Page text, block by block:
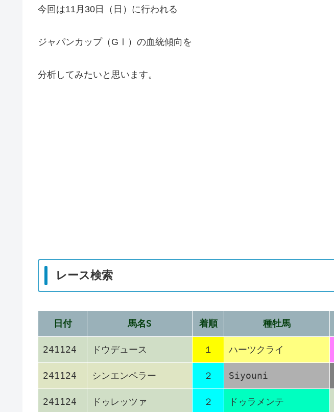
今回は11月30日（日）に行われる
ジャパンカップ（GⅠ）の血統傾向を
分析してみたいと思います。
レース検索
日付 馬名S 着順 種牡馬
241124 ドウデュース １ ハーツクライ
241124 シンエンペラー ２ Siyouni
241124 ドゥレッツァ ２ ドゥラメンテ